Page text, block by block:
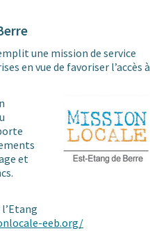
une mission de service
en vue de favoriser l’accès à
et
eeb.org/